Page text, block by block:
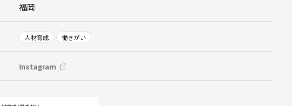
福岡
人材育成 働きがい
Instagram